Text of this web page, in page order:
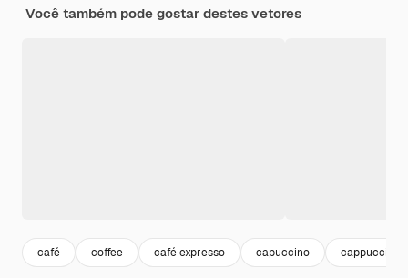
Você também pode gostar destes vetores
café coffee café expresso capuccino cappuccino